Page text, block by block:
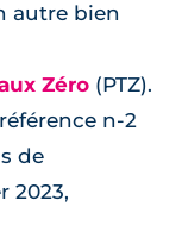
autre bien
Zéro (PTZ).
n-2
de
2023,